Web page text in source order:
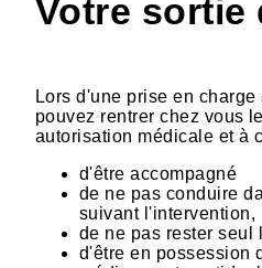
Votre sortie
Lors d'une prise en
pouvez rentrer chez vous
autorisation médicale et à
d'être accompagné
de ne pas conduire
suivant l'intervention,
de ne pas rester seul
d'être en possession